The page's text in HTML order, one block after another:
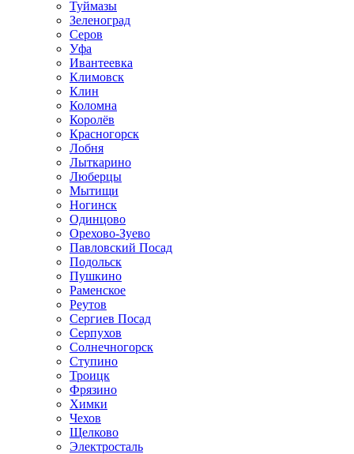
Туймазы
Зеленоград
Серов
Уфа
Ивантеевка
Климовск
Клин
Коломна
Королёв
Красногорск
Лобня
Лыткарино
Люберцы
Мытищи
Ногинск
Одинцово
Орехово-Зуево
Павловский Посад
Подольск
Пушкино
Раменское
Реутов
Сергиев Посад
Серпухов
Солнечногорск
Ступино
Троицк
Фрязино
Химки
Чехов
Щелково
Электросталь